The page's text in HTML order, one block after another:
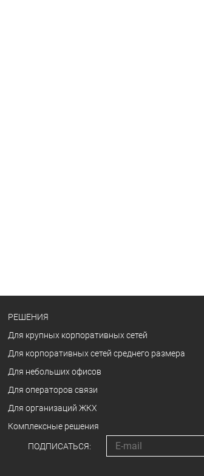
РЕШЕНИЯ
Для крупных корпоративных сетей
Для корпоративных сетей среднего размера
Для небольших офисов
Для операторов связи
Для организаций ЖКХ
Комплексные решения
ПОДПИСАТЬСЯ: